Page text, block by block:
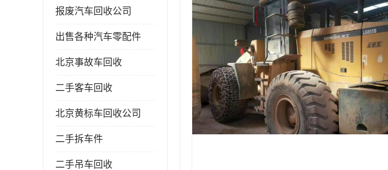
报废汽车回收公司
出售各种汽车零配件
北京事故车回收
二手客车回收
北京黄标车回收公司
二手拆车件
二手吊车回收